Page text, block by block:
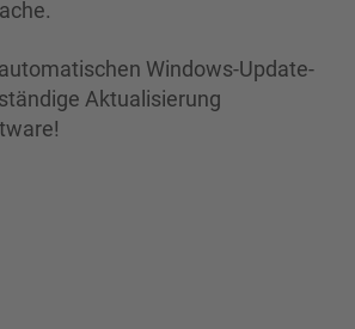
Windows-Update-
Aktualisierung